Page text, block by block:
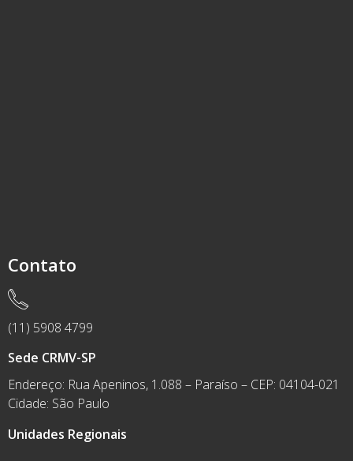
Contato
(11) 5908 4799
Sede CRMV-SP
Endereço: Rua Apeninos, 1.088 – Paraíso – CEP: 04104-021
Cidade: São Paulo
Unidades Regionais